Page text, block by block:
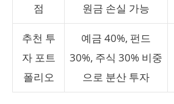
점
원금 손실 가능
추천 투
자 포트
폴리오
예금 40%, 펀드
30%, 주식 30% 비중
으로 분산 투자